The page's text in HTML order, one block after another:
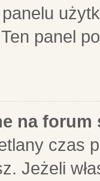
panel
na forum
czas
Jeżeli